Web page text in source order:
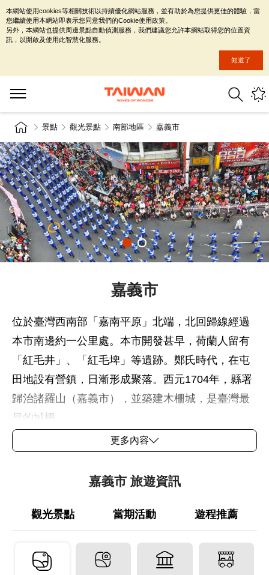
景點 觀光景點 南部地區 嘉義市
嘉義市
位於臺灣西南部「嘉南平原」北端，北回歸線經過
本市南邊約一公里處。本市開發甚早，荷蘭人留有
「紅毛井」、「紅毛埤」等遺跡。鄭氏時代，在屯
田地設有營鎮，日漸形成聚落。西元1704年，縣署
歸治諸羅山（嘉義市），並築建木柵城，是臺灣最
早的城柵。
民國34年（西元1945年）設嘉義市為省轄市。民國
元1982年）恢復升格為省轄市。嘉義市是具有歷史
淵源的城市、人文薈萃，擁有「畫都」的美譽，臺
情與藝術的文化藝術之都。獨具特色的古蹟，道地
的傳統小吃，富人文色彩的遊憩景點，交織成為既
更多內容
嘉義市 旅遊資訊
觀光景點 當期活動 遊程推薦
本網站使用cookies等相關技術以持續優化網站服務，並有助於為您提供更佳的體驗，當
您繼續使用本網站即表示您同意我們的Cookie使用政策。
另外，本網站也提供周邊景點自動偵測服務，我們建議您允許本網站取得您的位置資
訊，以開啟及使用此智慧化服務。
知道了